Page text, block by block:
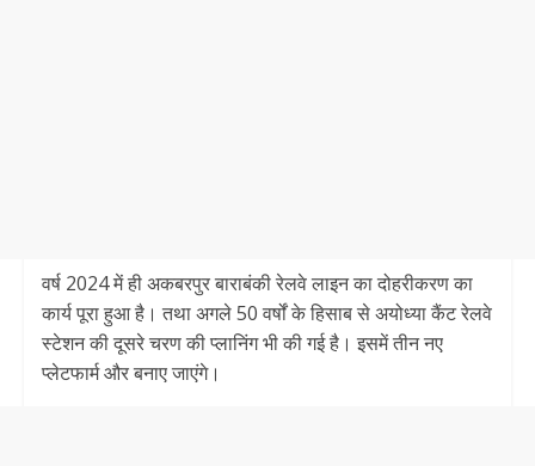
वर्ष 2024 में ही अकबरपुर बाराबंकी रेलवे लाइन का दोहरीकरण का
कार्य पूरा हुआ है। तथा अगले 50 वर्षों के हिसाब से अयोध्‍या कैंट रेलवे
स्‍टेशन की दूसरे चरण की प्लानिंग भी की गई है। इसमें तीन नए
प्लेटफार्म और बनाए जाएंगे।